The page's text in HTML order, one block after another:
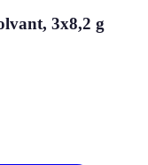
3x8,2 g